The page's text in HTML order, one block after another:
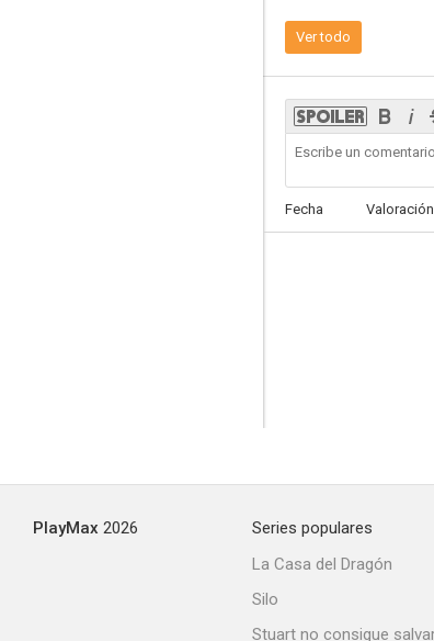
Ver todo
Fecha Valoración
PlayMax 2026
Series populares
La Casa del Dragón
Silo